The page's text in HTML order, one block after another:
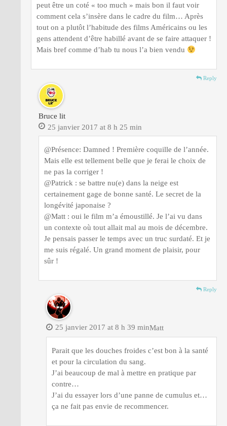
peut être un coté « too much » mais bon il faut voir
comment cela s’insère dans le cadre du film… Après
tout on a plutôt l’habitude des films Américains ou les
gens attendent d’être habillé avant de se faire attaquer !
Mais bref comme d’hab tu nous l’a bien vendu
Reply
Bruce lit
25 janvier 2017 at 8 h 25 min
@Présence: Damned ! Première coquille de l’année.
Mais elle est tellement belle que je ferai le choix de
ne pas la corriger !
@Patrick : se battre nu(e) dans la neige est
certainement gage de bonne santé. Le secret de la
longévité japonaise ?
@Matt : oui le film m’a émoustillé. Je l’ai vu dans
un contexte où tout allait mal au mois de décembre.
Je pensais passer le temps avec un truc surdaté. Et je
me suis régalé. Un grand moment de plaisir, pour
sûr !
Reply
Matt
25 janvier 2017 at 8 h 39 min
Parait que les douches froides c’est bon à la santé
et pour la circulation du sang.
J’ai beaucoup de mal à mettre en pratique par
contre…
J’ai du essayer lors d’une panne de cumulus et…
ça ne fait pas envie de recommencer.